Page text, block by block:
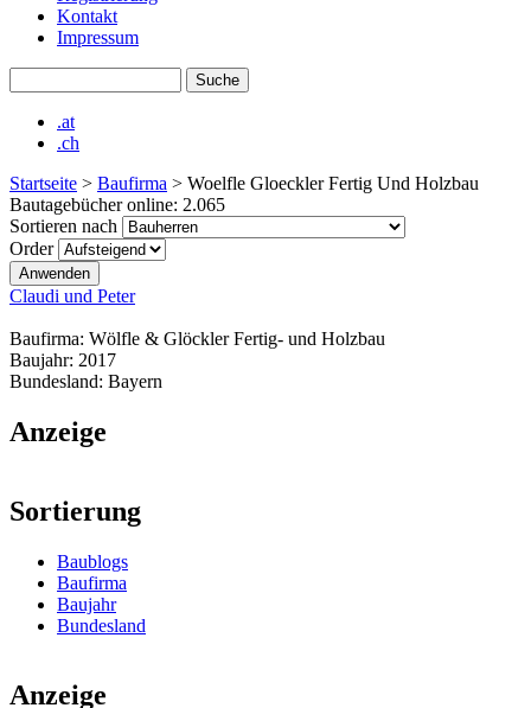
Kontakt
Impressum
.at
.ch
Startseite > Baufirma > Woelfle Gloeckler Fertig Und Holzbau
Bautagebücher online: 2.065
Sortieren nach
Order
Claudi und Peter
Baufirma: Wölfle & Glöckler Fertig- und Holzbau
Baujahr: 2017
Bundesland: Bayern
Anzeige
Sortierung
Baublogs
Baufirma
Baujahr
Bundesland
Anzeige